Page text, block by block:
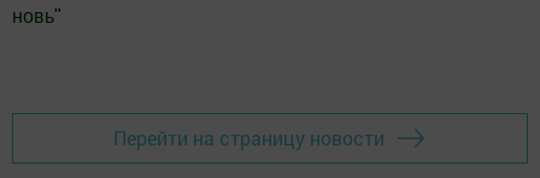
новь"
Перейти на страницу новости